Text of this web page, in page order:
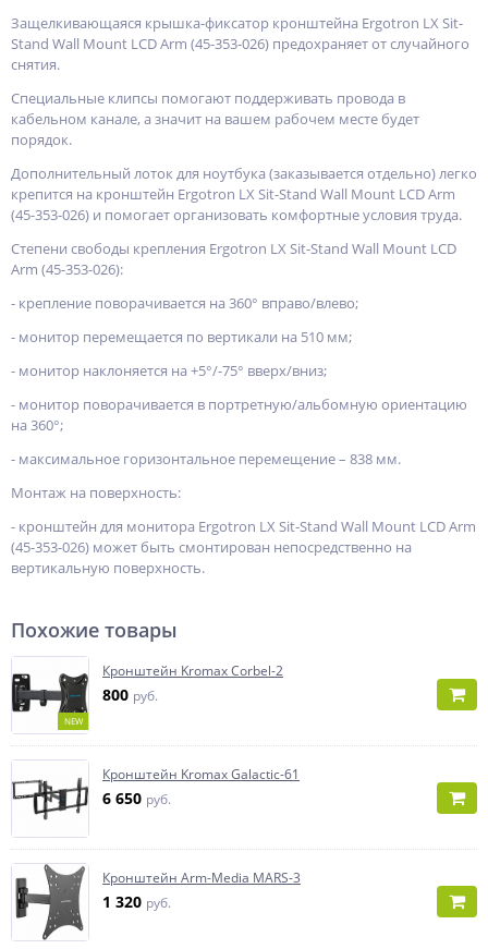
Защелкивающаяся крышка-фиксатор кронштейна Ergotron LX Sit-
Stand Wall Mount LCD Arm (45-353-026) предохраняет от случайного
снятия.
Специальные клипсы помогают поддерживать провода в
кабельном канале, а значит на вашем рабочем месте будет
порядок.
Дополнительный лоток для ноутбука (заказывается отдельно) легко
крепится на кронштейн Ergotron LX Sit-Stand Wall Mount LCD Arm
(45-353-026) и помогает организовать комфортные условия труда.
Степени свободы крепления Ergotron LX Sit-Stand Wall Mount LCD
Arm (45-353-026):
- крепление поворачивается на 360° вправо/влево;
- монитор перемещается по вертикали на 510 мм;
- монитор наклоняется на +5°/-75° вверх/вниз;
- монитор поворачивается в портретную/альбомную ориентацию
на 360°;
- максимальное горизонтальное перемещение – 838 мм.
Монтаж на поверхность:
- кронштейн для монитора Ergotron LX Sit-Stand Wall Mount LCD Arm
(45-353-026) может быть смонтирован непосредственно на
вертикальную поверхность.
Похожие товары
NEW
Кронштейн Kromax Corbel-2
800 руб.
Кронштейн Kromax Galactic-61
6 650 руб.
Кронштейн Arm-Media MARS-3
1 320 руб.